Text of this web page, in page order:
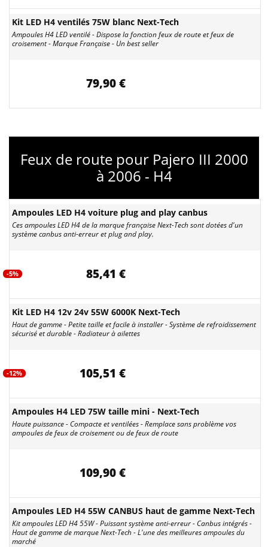
Kit LED H4 ventilés 75W blanc Next-Tech
Ampoules H4 LED ventilé - Dispose la fonction feux de route et feux de
croisement - Marque Française - Un best seller
79,90 €
Feux de route pour Pajero III 2000
à 2006 - H4
Ampoules LED H4 voiture plug and play canbus
Ces ampoules LED H4 de la marque française Next-Tech sont dotées d'un
système canbus anti-erreur et plug and play.
-5% 85,41 €
Kit LED H4 12v 24v 55W 6000K Next-Tech
Haut de gamme - Petite taille et facile à installer - Système de refroidissement
sécurisé et durable - Radiateur à ailettes
-12% 105,51 €
Ampoules H4 LED 75W taille mini - Next-Tech
Haute puissance - Compacte et ventilées - Remplace sans problème vos
ampoules de feux de croisement ou de feux de route
109,90 €
Ampoules LED H4 55W CANBUS haut de gamme Next-Tech
Kit ampoules LED H4 55W - Puissant système anti-erreur - Canbus intégrés -
Haut de gamme de marque Next-Tech - L'une des meilleures ampoules du
marché